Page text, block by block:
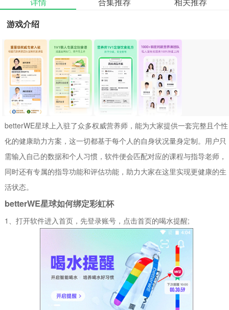
游戏介绍
betterWE星球上入驻了众多权威营养师，能为大家提供一套完整且个性
化的健康助力方案，这一切都基于每个人的自身状况量身定制。用户只
需输入自己的数据和个人习惯，软件便会匹配对应的课程与指导老师，
同时还有专属的指导功能和评估功能，助力大家在这里实现更健康的生
活状态。
betterWE星球如何绑定彩虹杯
1、打开软件进入首页，先登录账号，点击首页的喝水提醒;